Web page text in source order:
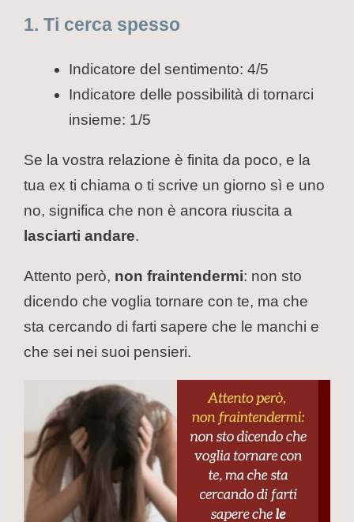
1. Ti cerca spesso
Indicatore del sentimento: 4/5
Indicatore delle possibilità di tornarci
insieme: 1/5
Se la vostra relazione è finita da poco, e la
tua ex ti chiama o ti scrive un giorno sì e uno
no, significa che non è ancora riuscita a
lasciarti andare.
Attento però, non fraintendermi: non sto
dicendo che voglia tornare con te, ma che
sta cercando di farti sapere che le manchi e
che sei nei suoi pensieri.